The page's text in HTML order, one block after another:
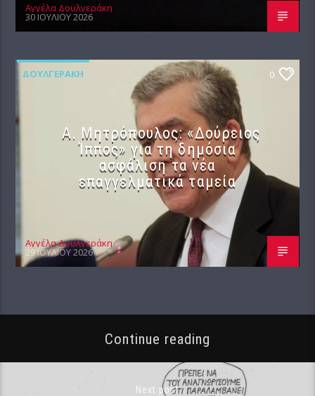
Αγγέλα Δουλγεράκη
30 ΙΟΥΛΊΟΥ 2026
ΔΟΥΛΓΕΡΆΚΗ 0
Α. Μητρόπουλος: «Δούρειος
Ίππος» για τη δημόσια
ασφάλιση τα νέα
επαγγελματικά ταμεία
Αγγέλα Δουλγεράκη
29 ΙΟΥΛΊΟΥ 2026
Continue reading
Next post